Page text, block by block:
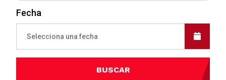
Fecha
BUSCAR